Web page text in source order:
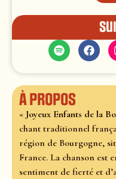
À propos
« Joyeux Enfants de la
chant traditionnel
région de Bourgogne,
France. La chanson est
sentiment de fierté et